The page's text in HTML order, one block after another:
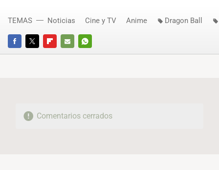
FACEBOOKTWITTERFLIPBOARD
E-
WHATSAPP
TEMAS Noticias Cine y TV Anime Dragon Ball
Comentarios cerrados